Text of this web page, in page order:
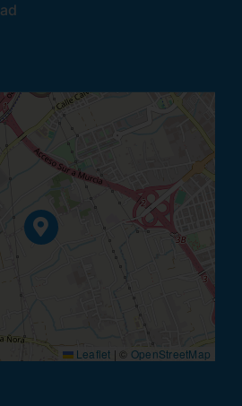
Leaflet | © OpenStreetMap